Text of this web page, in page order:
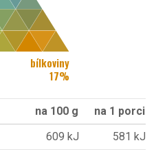
bílkoviny
17%
na 100 g
na 1 porci
609 kJ
581 kJ